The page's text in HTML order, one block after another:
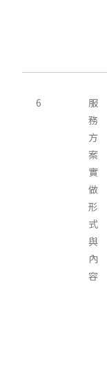
6
服
務
方
案
實
做
形
式
與
內
容